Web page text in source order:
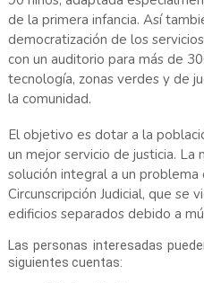
de la primera infancia. Así
democratización de los
con un auditorio para más de
tecnología, zonas verdes y de
la comunidad.
El objetivo es dotar a la
un mejor servicio de justicia.
solución integral a un
Circunscripción Judicial, que se
edificios separados debido a
Las personas interesadas
siguientes cuentas: